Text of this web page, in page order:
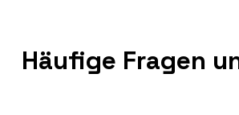
Häufige Fragen